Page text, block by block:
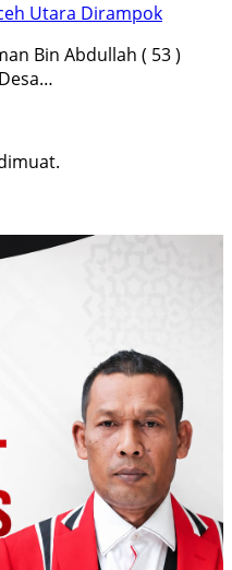
Utara Dirampok
Bin Abdullah ( 53 )